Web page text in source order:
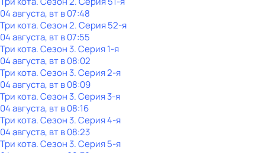
04 августа, вт в 07:48
Три кота. Сезон 2. Серия 52-я
04 августа, вт в 07:55
Три кота. Сезон 3. Серия 1-я
04 августа, вт в 08:02
Три кота. Сезон 3. Серия 2-я
04 августа, вт в 08:09
Три кота. Сезон 3. Серия 3-я
04 августа, вт в 08:16
Три кота. Сезон 3. Серия 4-я
04 августа, вт в 08:23
Три кота. Сезон 3. Серия 5-я